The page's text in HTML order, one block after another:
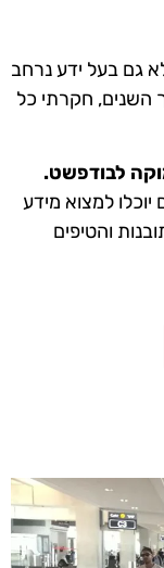
גם בעל ידע נרחב
השנים, חקרתי כל
לבודפשט.
למצוא מידע
והטיפים